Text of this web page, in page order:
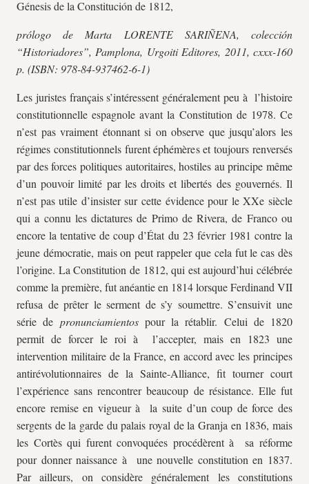
Génesis de la Constitución de 1812,
prólogo de Marta LORENTE SARIÑENA, colección
“Historiadores”, Pamplona, Urgoiti Editores, 2011, cxxx-160
p. (ISBN: 978-84-937462-6-1)
Les juristes français s’intéressent généralement peu à l’histoire
constitutionnelle espagnole avant la Constitution de 1978. Ce
n’est pas vraiment étonnant si on observe que jusqu’alors les
régimes constitutionnels furent éphémères et toujours renversés
par des forces politiques autoritaires, hostiles au principe même
d’un pouvoir limité par les droits et libertés des gouvernés. Il
n’est pas utile d’insister sur cette évidence pour le XXe siècle
qui a connu les dictatures de Primo de Rivera, de Franco ou
encore la tentative de coup d’État du 23 février 1981 contre la
jeune démocratie, mais on peut rappeler que cela fut le cas dès
l’origine. La Constitution de 1812, qui est aujourd’hui célébrée
comme la première, fut anéantie en 1814 lorsque Ferdinand VII
refusa de prêter le serment de s’y soumettre. S’ensuivit une
série de pronunciamientospour la rétablir. Celui de 1820
permit de forcer le roi à l’accepter, mais en 1823 une
intervention militaire de la France, en accord avec les principes
antirévolutionnaires de la Sainte-Alliance, fit tourner court
l’expérience sans rencontrer beaucoup de résistance. Elle fut
encore remise en vigueur à la suite d’un coup de force des
sergents de la garde du palais royal de la Granja en 1836, mais
les Cortès qui furent convoquées procédèrent à sa réforme
pour donner naissance à une nouvelle constitution en 1837.
Par ailleurs, on considère généralement les constitutions